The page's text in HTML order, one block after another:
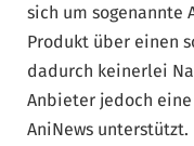
sich um sogenannte
Produkt über einen
dadurch keinerlei
Anbieter jedoch
AniNews unterstützt.